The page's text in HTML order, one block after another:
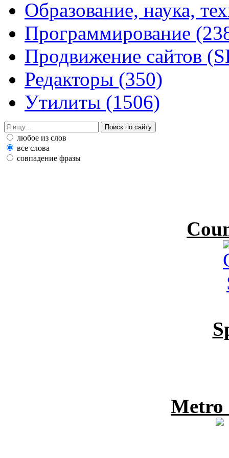
Образование, наука,
Программирование
Продвижение сайтов
Редакторы (350)
Утилиты (1506)
любое из слов
все слова
совпадение фразы
Metro